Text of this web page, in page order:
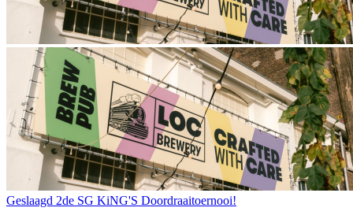
Geslaagd 2de SG KiNG'S Doordraaitoernooi!